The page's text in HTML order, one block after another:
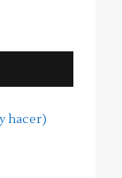
hacer)